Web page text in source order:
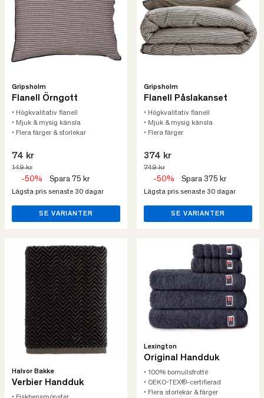
Gripsholm
Flanell Örngott
• Högkvalitativ flanell
• Mjuk & mysig känsla
• Flera färger & storlekar
74 kr
149 kr
-50% Spara 75 kr
Lägsta pris senaste 30 dagar
SE VARIANTER
Gripsholm
Flanell Påslakanset
• Högkvalitativ flanell
• Mjuk & mysig känsla
• Flera färger
374 kr
749 kr
-50% Spara 375 kr
Lägsta pris senaste 30 dagar
SE VARIANTER
Halvor Bakke
Verbier Handduk
Lexington
Original Handduk
• 100% bomullsfrotté
• OEKO-TEX®-certifierad
• Flera storlekar & färger